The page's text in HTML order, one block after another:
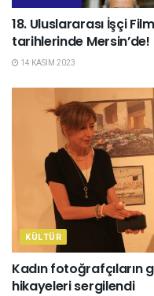
18. Uluslararası İşçi
tarihlerinde Mersin’de!
14 KASIM 2023
KÜLTÜR
Kadın fotoğrafçıların
hikayeleri sergilendi